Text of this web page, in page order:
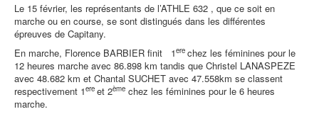
Le 15 février, les représentants de l’ATHLE 632 , que ce soit en
marche ou en course, se sont distingués dans les différentes
épreuves de Capitany.
En marche, Florence BARBIER finit 1ere chez les féminines pour le
12 heures marche avec 86.898 km tandis que Christel LANASPEZE
avec 48.682 km et Chantal SUCHET avec 47.558km se classent
respectivement 1ere et 2ème chez les féminines pour le 6 heures
marche.